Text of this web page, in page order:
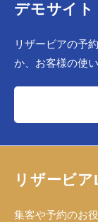
デモサイト
リザービアの予
か、お客様の使
リザービ
集客や予約のお